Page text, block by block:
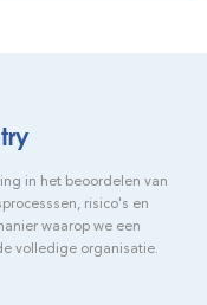
in het beoordelen van
risico's en
waarop we een
volledige organisatie.